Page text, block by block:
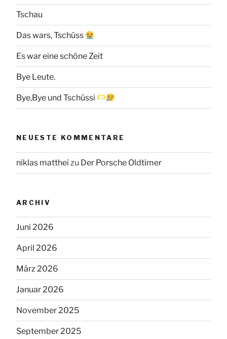
Tschau
Das wars, Tschüss
Es war eine schöne Zeit
Bye Leute.
Bye,Bye und Tschüssi
NEUESTE KOMMENTARE
niklas matthei zu Der Porsche Oldtimer
ARCHIV
Juni 2026
April 2026
März 2026
Januar 2026
November 2025
September 2025